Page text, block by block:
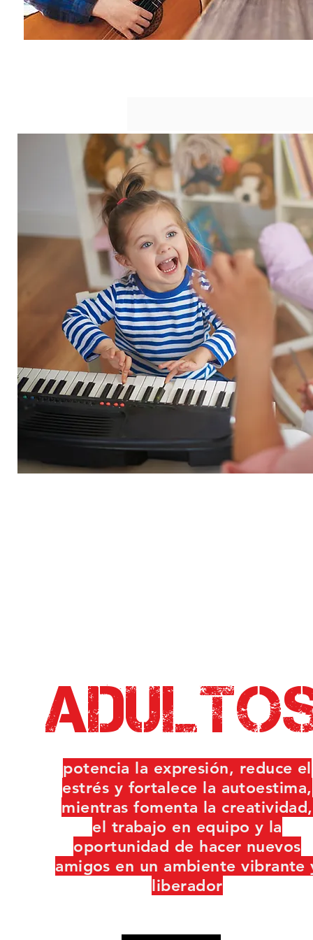
potencia la expresión, reduce el
estrés y fortalece la autoestima,
mientras fomenta la creatividad,
el trabajo en equipo y la
oportunidad de hacer nuevos
amigos en un ambiente vibrante
liberador